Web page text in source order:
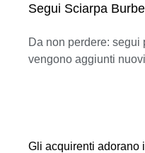
Segui Sciarpa
Da non perdere:
vengono aggiunti
Gli acquirenti adorano